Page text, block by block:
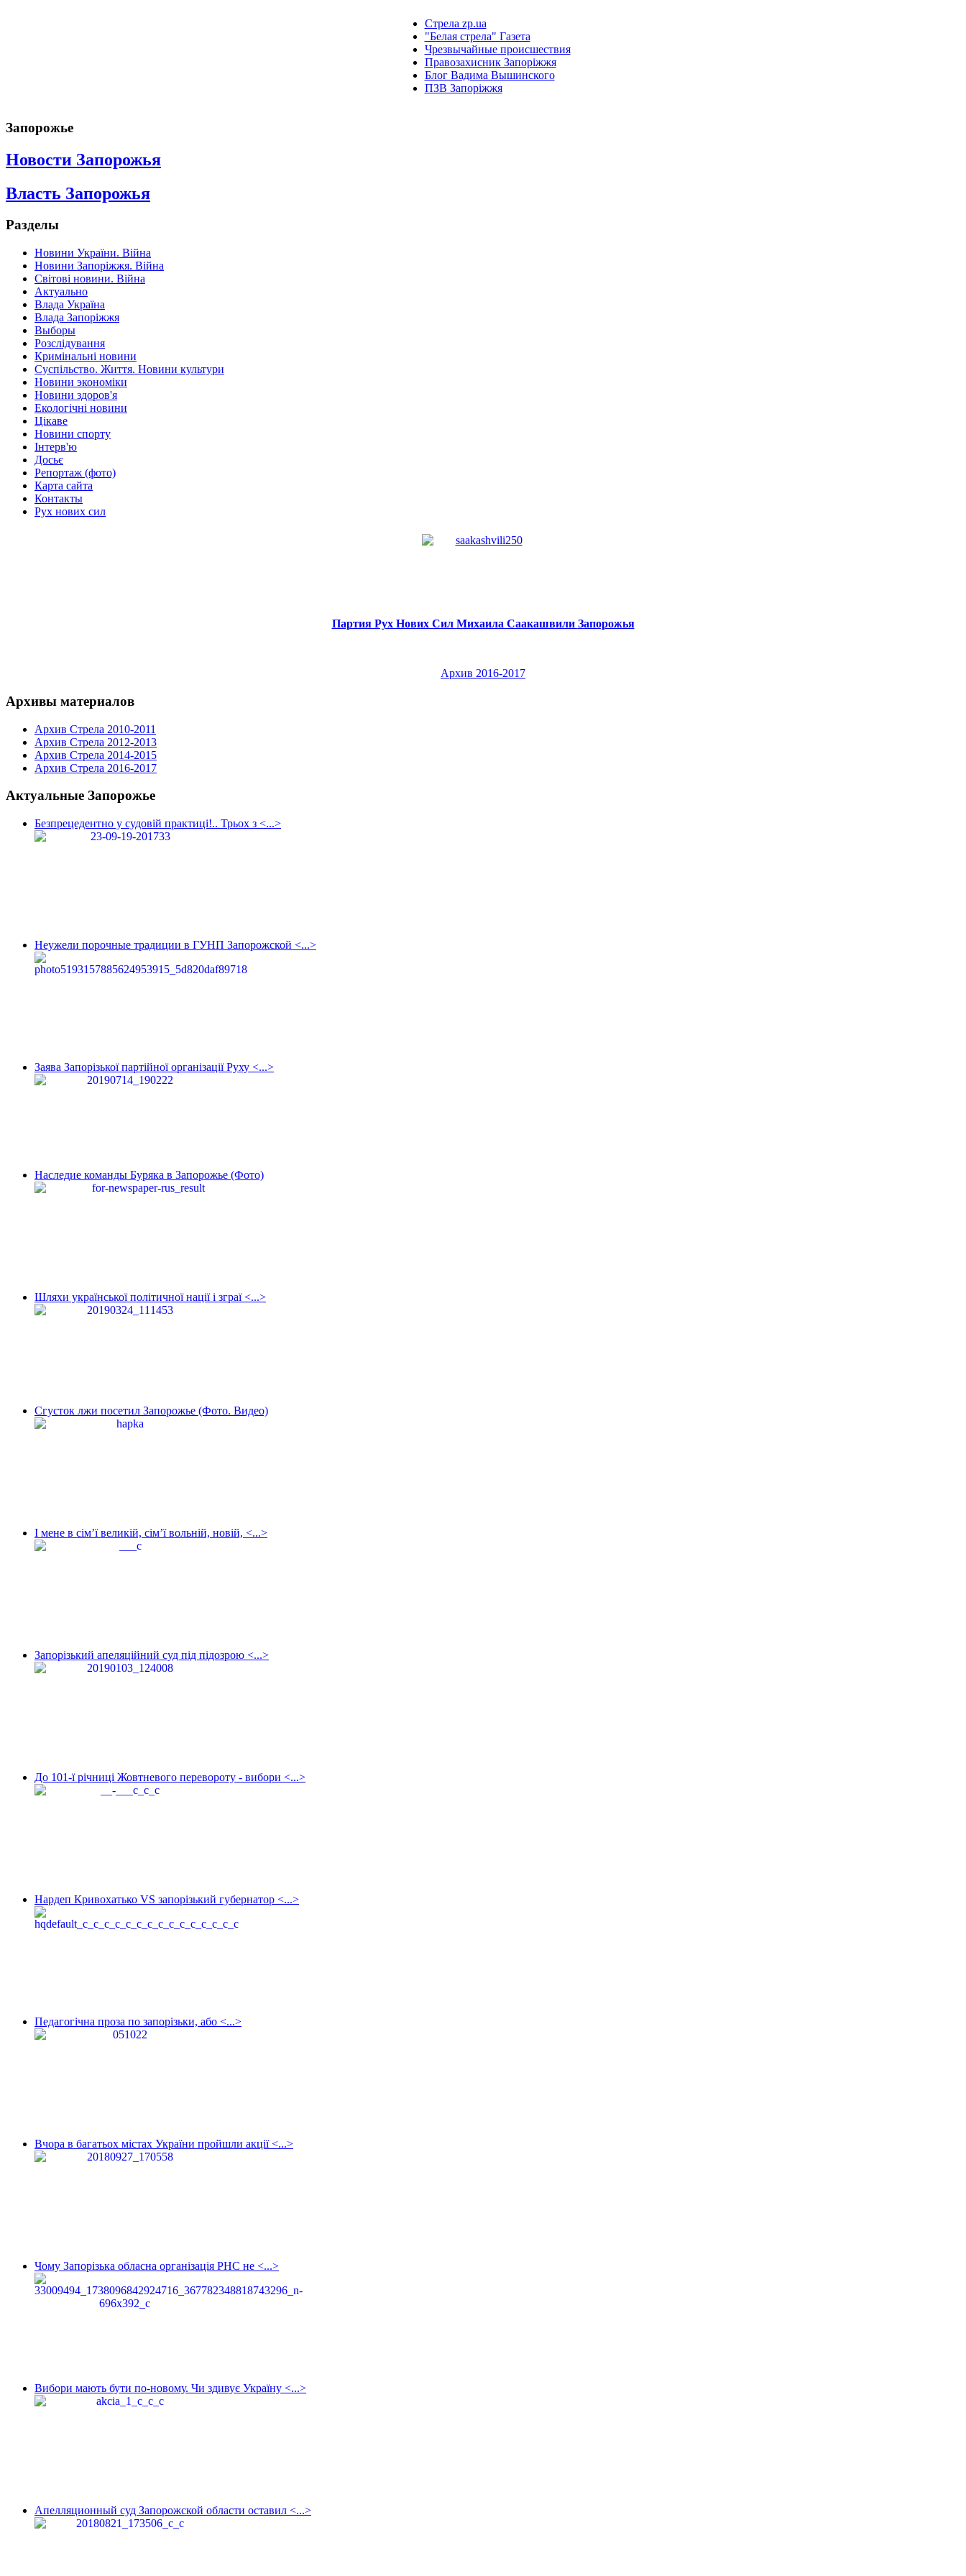
Стрела zp.ua
"Белая стрела" Газета
Чрезвычайные происшествия
Правозахисник Запоріжжя
Блог Вадима Вышинского
ПЗВ Запоріжжя
Запорожье
Новости Запорожья
Власть Запорожья
Разделы
Новини України. Війна
Новини Запоріжжя. Війна
Світові новини. Війна
Актуально
Влада Україна
Влада Запоріжжя
Выборы
Розслідування
Кримінальні новини
Суспільство. Життя. Новини культури
Новини экономіки
Новини здоров'я
Екологічні новини
Цікаве
Новини спорту
Інтерв'ю
Досьє
Репортаж (фото)
Карта сайта
Контакты
Рух нових сил
Партия Рух Нових Сил Михаила Саакашвили Запорожья
Архив 2016-2017
Архивы материалов
Архив Стрела 2010-2011
Архив Стрела 2012-2013
Архив Стрела 2014-2015
Архив Стрела 2016-2017
Актуальные Запорожье
Безпрецедентно у судовій практиці!.. Трьох з <...>
Неужели порочные традиции в ГУНП Запорожской <...>
Заява Запорізької партійної організації Руху <...>
Наследие команды Буряка в Запорожье (Фото)
Шляхи української політичної нації і зграї <...>
Сгусток лжи посетил Запорожье (Фото. Видео)
І мене в сім’ї великій, сім’ї вольній, новій, <...>
Запорізький апеляційний суд під підозрою <...>
До 101-ї річниці Жовтневого перевороту - вибори <...>
Нардеп Кривохатько VS запорізький губернатор <...>
Педагогічна проза по запорізьки, або <...>
Вчора в багатьох містах України пройшли акції <...>
Чому Запорізька обласна організація РНС не <...>
Вибори мають бути по-новому. Чи здивує Україну <...>
Апелляционный суд Запорожской области оставил <...>